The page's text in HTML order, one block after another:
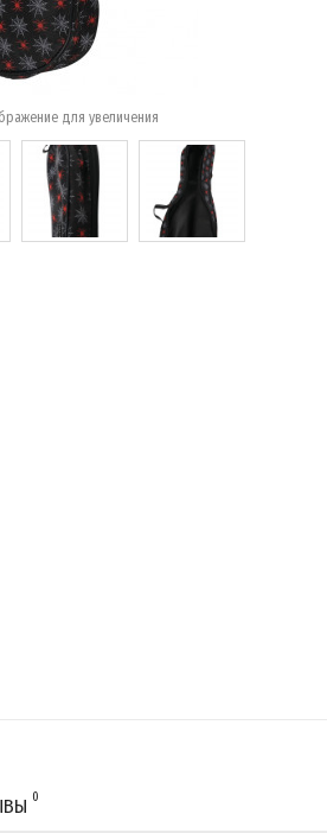
для увеличения
0